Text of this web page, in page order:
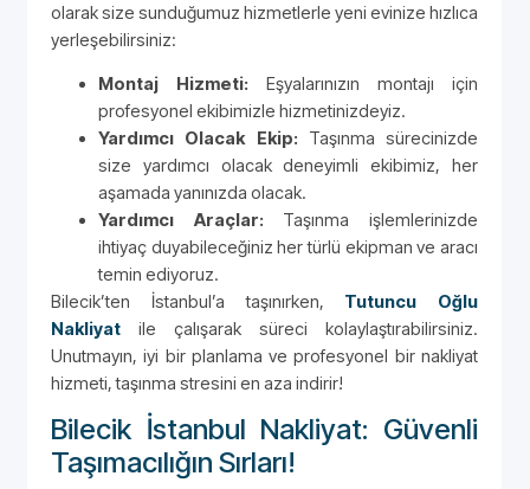
olarak size sunduğumuz hizmetlerle yeni evinize hızlıca
yerleşebilirsiniz:
Montaj Hizmeti: Eşyalarınızın montajı için
profesyonel ekibimizle hizmetinizdeyiz.
Yardımcı Olacak Ekip: Taşınma sürecinizde
size yardımcı olacak deneyimli ekibimiz, her
aşamada yanınızda olacak.
Yardımcı Araçlar: Taşınma işlemlerinizde
ihtiyaç duyabileceğiniz her türlü ekipman ve aracı
temin ediyoruz.
Bilecik’ten İstanbul’a taşınırken, Tutuncu Oğlu
Nakliyat ile çalışarak süreci kolaylaştırabilirsiniz.
Unutmayın, iyi bir planlama ve profesyonel bir nakliyat
hizmeti, taşınma stresini en aza indirir!
Bilecik İstanbul Nakliyat: Güvenli
Taşımacılığın Sırları!